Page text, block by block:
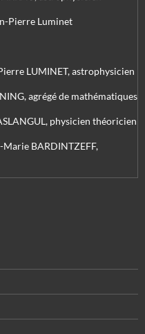
Pierre Luminet
LUMINET, astrophysicien
agrégé de mathématiques
physicien théoricien
BARDINTZEFF,